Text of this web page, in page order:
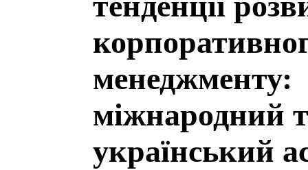
менеджменту:
міжнародний
український